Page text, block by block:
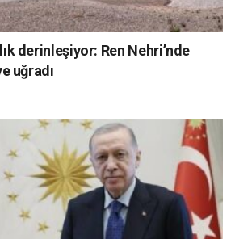
derinleşiyor: Ren Nehri’nde
uğradı